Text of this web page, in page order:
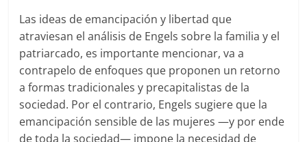
Las ideas de emancipación y libertad que
atraviesan el análisis de Engels sobre la familia y el
patriarcado, es importante mencionar, va a
contrapelo de enfoques que proponen un retorno
a formas tradicionales y precapitalistas de la
sociedad. Por el contrario, Engels sugiere que la
emancipación sensible de las mujeres —y por ende
de toda la sociedad— impone la necesidad de